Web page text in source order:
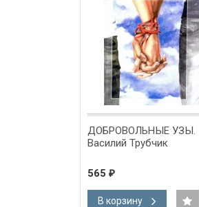
ДОБРОВОЛЬНЫЕ УЗЫ.
Василий Трубчик
565 ₽
В корзину